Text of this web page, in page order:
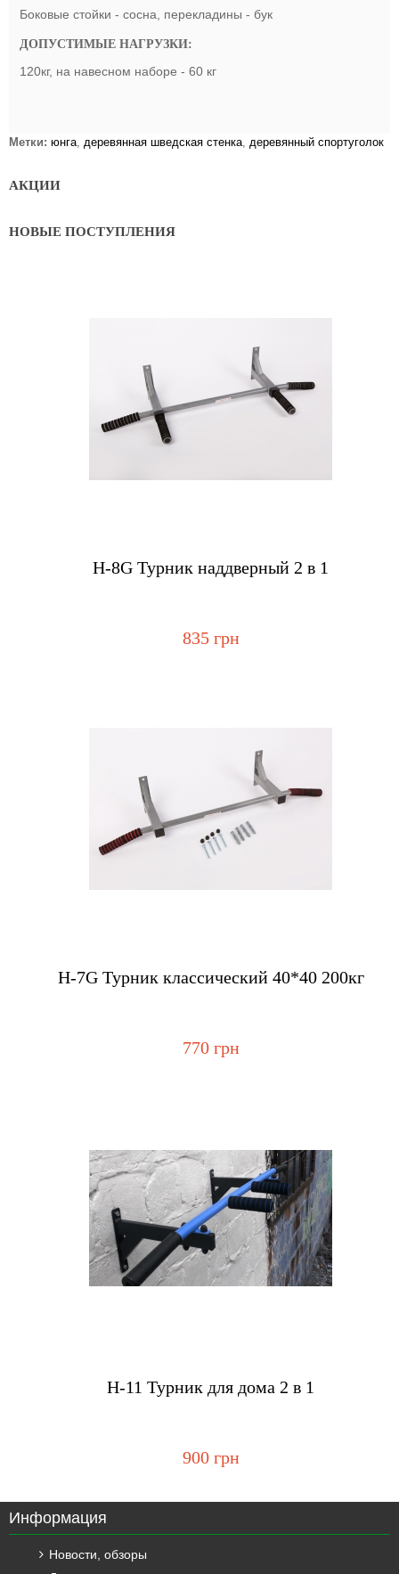
Боковые стойки - сосна, перекладины - бук
ДОПУСТИМЫЕ НАГРУЗКИ:
120кг, на навесном наборе - 60 кг
Метки: юнга, деревянная шведская стенка, деревянный спортуголок
АКЦИИ
НОВЫЕ ПОСТУПЛЕНИЯ
Н-8G Турник наддверный 2 в 1
835 грн
H-7G Турник классический 40*40 200кг
770 грн
H-11 Турник для дома 2 в 1
900 грн
Информация
Новости, обзоры